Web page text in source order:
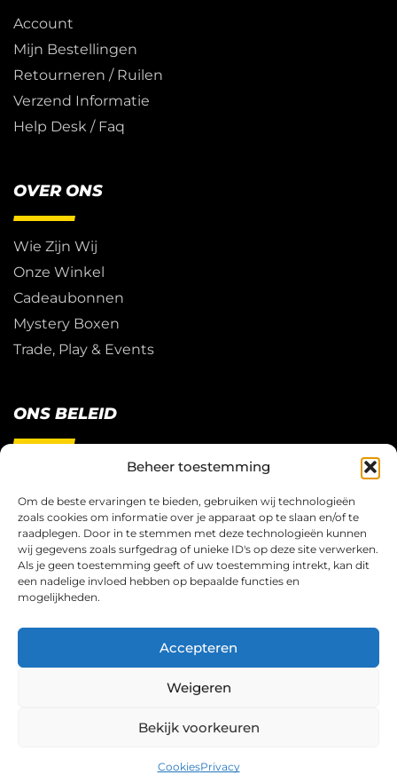
Beheer toestemming
Om de beste ervaringen te bieden, gebruiken wij technologieën
zoals cookies om informatie over je apparaat op te slaan en/of te
raadplegen. Door in te stemmen met deze technologieën kunnen
wij gegevens zoals surfgedrag of unieke ID's op deze site verwerken.
Als je geen toestemming geeft of uw toestemming intrekt, kan dit
een nadelige invloed hebben op bepaalde functies en
mogelijkheden.
Accepteren
Weigeren
Bekijk voorkeuren
CookiesPrivacy
Account
Mijn Bestellingen
Retourneren / Ruilen
Verzend Informatie
Help Desk / Faq
OVER ONS
Wie Zijn Wij
Onze Winkel
Cadeaubonnen
Mystery Boxen
Trade, Play & Events
ONS BELEID
Restitutie Beleid
Privacy
Cookies
Algemene Voorwaarden
© Copyright 2026 – Trading Card Game Store Bv.